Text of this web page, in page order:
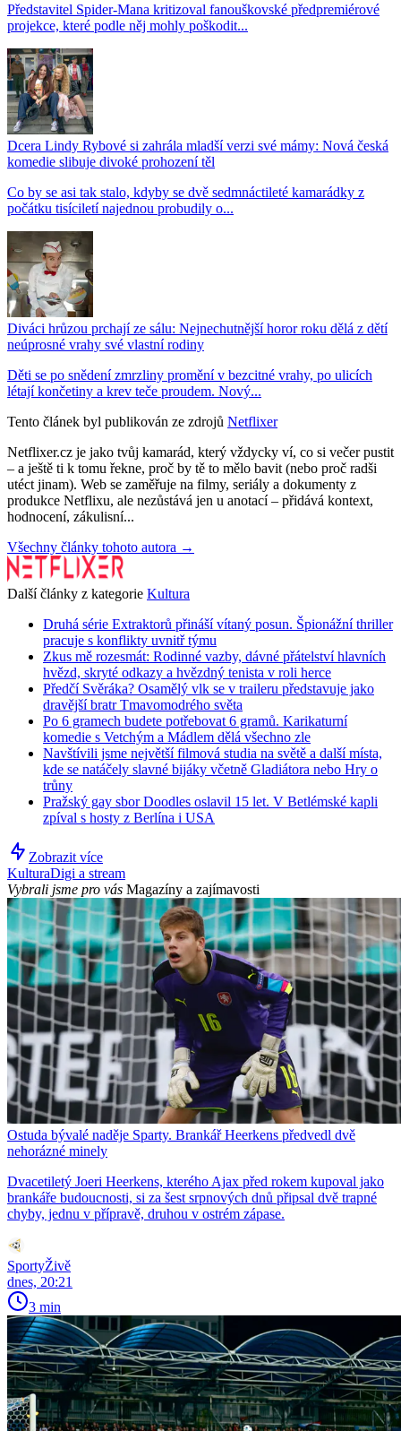
Představitel Spider-Mana kritizoval fanouškovské předpremiérové
projekce, které podle něj mohly poškodit...
Dcera Lindy Rybové si zahrála mladší verzi své mámy: Nová česká
komedie slibuje divoké prohození těl
Co by se asi tak stalo, kdyby se dvě sedmnáctileté kamarádky z
počátku tisíciletí najednou probudily o...
Diváci hrůzou prchají ze sálu: Nejnechutnější horor roku dělá z dětí
neúprosné vrahy své vlastní rodiny
Děti se po snědení zmrzliny promění v bezcitné vrahy, po ulicích
létají končetiny a krev teče proudem. Nový...
Tento článek byl publikován ze zdrojů Netflixer
Netflixer.cz je jako tvůj kamarád, který vždycky ví, co si večer pustit
– a ještě ti k tomu řekne, proč by tě to mělo bavit (nebo proč radši
utéct jinam). Web se zaměřuje na filmy, seriály a dokumenty z
produkce Netflixu, ale nezůstává jen u anotací – přidává kontext,
hodnocení, zákulisní...
Všechny články tohoto autora →
Další články z kategorie Kultura
Druhá série Extraktorů přináší vítaný posun. Špionážní thriller
pracuje s konflikty uvnitř týmu
Zkus mě rozesmát: Rodinné vazby, dávné přátelství hlavních
hvězd, skryté odkazy a hvězdný tenista v roli herce
Předčí Svěráka? Osamělý vlk se v traileru představuje jako
dravější bratr Tmavomodrého světa
Po 6 gramech budete potřebovat 6 gramů. Karikaturní
komedie s Vetchým a Mádlem dělá všechno zle
Navštívili jsme největší filmová studia na světě a další místa,
kde se natáčely slavné bijáky včetně Gladiátora nebo Hry o
trůny
Pražský gay sbor Doodles oslavil 15 let. V Betlémské kapli
zpíval s hosty z Berlína i USA
Zobrazit více
KulturaDigi a stream
Vybrali jsme pro vás Magazíny a zajímavosti
Ostuda bývalé naděje Sparty. Brankář Heerkens předvedl dvě
nehorázné minely
Dvacetiletý Joeri Heerkens, kterého Ajax před rokem kupoval jako
brankáře budoucnosti, si za šest srpnových dnů připsal dvě trapné
chyby, jednu v přípravě, druhou v ostrém zápase.
SportyŽivě
dnes, 20:21
3 min